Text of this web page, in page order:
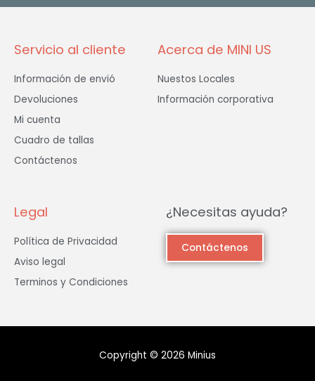
Servicio al cliente
Información de envió
Devoluciones
Mi cuenta
Cuadro de tallas
Contáctenos
Acerca de MINI US
Nuestos Locales
Información corporativa
Legal
Política de Privacidad
Aviso legal
Terminos y Condiciones
¿Necesitas ayuda?
Contáctenos
Copyright © 2026 Minius